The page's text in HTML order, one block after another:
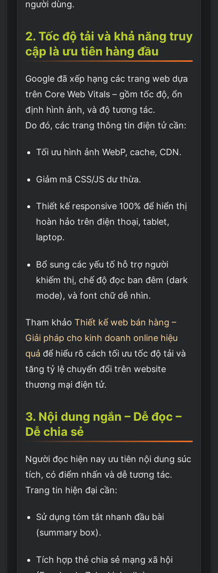
người dùng.
2. Tốc độ tải và khả năng truy
cập là ưu tiên hàng đầu
Google đã xếp hạng các trang web dựa
trên Core Web Vitals – gồm tốc độ, ổn
định hình ảnh, và độ tương tác.
Do đó, các trang thông tin điện tử cần:
Tối ưu hình ảnh WebP, cache, CDN.
Giảm mã CSS/JS dư thừa.
Thiết kế responsive 100% để hiển thị
hoàn hảo trên điện thoại, tablet,
laptop.
Bổ sung các yếu tố hỗ trợ người
khiếm thị, chế độ đọc ban đêm (dark
mode), và font chữ dễ nhìn.
Tham khảo Thiết kế web bán hàng –
Giải pháp cho kinh doanh online hiệu
quả để hiểu rõ cách tối ưu tốc độ tải và
tăng tỷ lệ chuyển đổi trên website
thương mại điện tử.
3. Nội dung ngắn – Dễ đọc –
Dễ chia sẻ
Người đọc hiện nay ưu tiên nội dung súc
tích, có điểm nhấn và dễ tương tác.
Trang tin hiện đại cần:
Sử dụng tóm tắt nhanh đầu bài
(summary box).
Tích hợp thẻ chia sẻ mạng xã hội